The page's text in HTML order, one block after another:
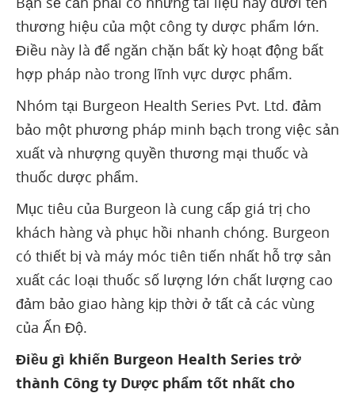
thương hiệu của một công ty dược phẩm lớn.
Điều này là để ngăn chặn bất kỳ hoạt động bất
hợp pháp nào trong lĩnh vực dược phẩm.
Nhóm tại Burgeon Health Series Pvt. Ltd. đảm
bảo một phương pháp minh bạch trong việc sản
xuất và nhượng quyền thương mại thuốc và
thuốc dược phẩm.
Mục tiêu của Burgeon là cung cấp giá trị cho
khách hàng và phục hồi nhanh chóng. Burgeon
có thiết bị và máy móc tiên tiến nhất hỗ trợ sản
xuất các loại thuốc số lượng lớn chất lượng cao
đảm bảo giao hàng kịp thời ở tất cả các vùng
của Ấn Độ.
Điều gì khiến Burgeon Health Series trở
thành Công ty Dược phẩm tốt nhất cho